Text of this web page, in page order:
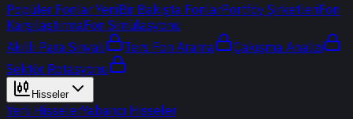
Popüler Fonlar YeniBir Bakışta FonlarPortföy ŞirketleriFon
KarşılaştırmaFon Simülasyonu
Akıllı Para Sinyali
Ters Fon Arama
Çakışma Analizi
Sektör Rotasyonu
Hisseler
Yerli HisselerYabancı Hisseler